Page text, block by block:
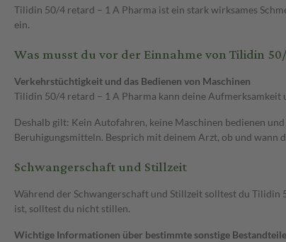
Tilidin 50/4 retard – 1 A Pharma ist ein stark wirksames
ein.
Was musst du vor der Einnahme von Tilidin
Verkehrstüchtigkeit und das Bedienen von Maschinen
Tilidin 50/4 retard – 1 A Pharma kann deine
Deshalb gilt: Kein Autofahren, keine Maschinen bedienen
Beruhigungsmitteln. Besprich mit deinem Arzt, ob und wann
Schwangerschaft und Stillzeit
Während der Schwangerschaft und Stillzeit solltest du
ist, solltest du nicht stillen.
Wichtige Informationen über bestimmte sonstige Bestandteile